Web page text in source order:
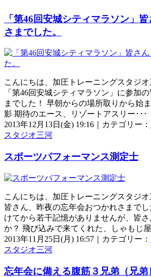
「第46回安城シティマラソン」
さまでした。
こんにちは、加圧トレーニングスタジオ
「第46回安城シティマラソン」に参加
までした！ 早朝からの場所取りから始
影 期待のエース、リゾートアスリー･･･
2013年12月13日(金) 19:16｜カテゴリー：
スタジオ三河
スポーツパフォーマンス測定士
こんにちは、加圧トレーニングスタジオ
皆さん、昨夜の忘年会おつかれさまで
けてから若干記憶がありませんが、皆
か？ 飛び込みで来てくれた、しゃもじ屋
2013年11月25日(月) 16:57｜カテゴリー：
スタジオ三河
忘年会に備える腹筋３兄弟（兄弟